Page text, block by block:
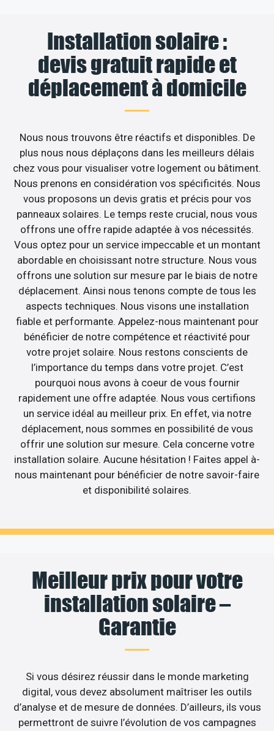
Installation solaire :
devis gratuit rapide et
déplacement à domicile
Nous nous trouvons être réactifs et disponibles. De
plus nous nous déplaçons dans les meilleurs délais
chez vous pour visualiser votre logement ou bâtiment.
Nous prenons en considération vos spécificités. Nous
vous proposons un devis gratis et précis pour vos
panneaux solaires. Le temps reste crucial, nous vous
offrons une offre rapide adaptée à vos nécessités.
Vous optez pour un service impeccable et un montant
abordable en choisissant notre structure. Nous vous
offrons une solution sur mesure par le biais de notre
déplacement. Ainsi nous tenons compte de tous les
aspects techniques. Nous visons une installation
fiable et performante. Appelez-nous maintenant pour
bénéficier de notre compétence et réactivité pour
votre projet solaire. Nous restons conscients de
l’importance du temps dans votre projet. C’est
pourquoi nous avons à coeur de vous fournir
rapidement une offre adaptée. Nous vous certifions
un service idéal au meilleur prix. En effet, via notre
déplacement, nous sommes en possibilité de vous
offrir une solution sur mesure. Cela concerne votre
installation solaire. Aucune hésitation ! Faites appel à-
nous maintenant pour bénéficier de notre savoir-faire
et disponibilité solaires.
Meilleur prix pour votre
installation solaire –
Garantie
Si vous désirez réussir dans le monde marketing
digital, vous devez absolument maîtriser les outils
d’analyse et de mesure de données. D’ailleurs, ils vous
permettront de suivre l’évolution de vos campagnes